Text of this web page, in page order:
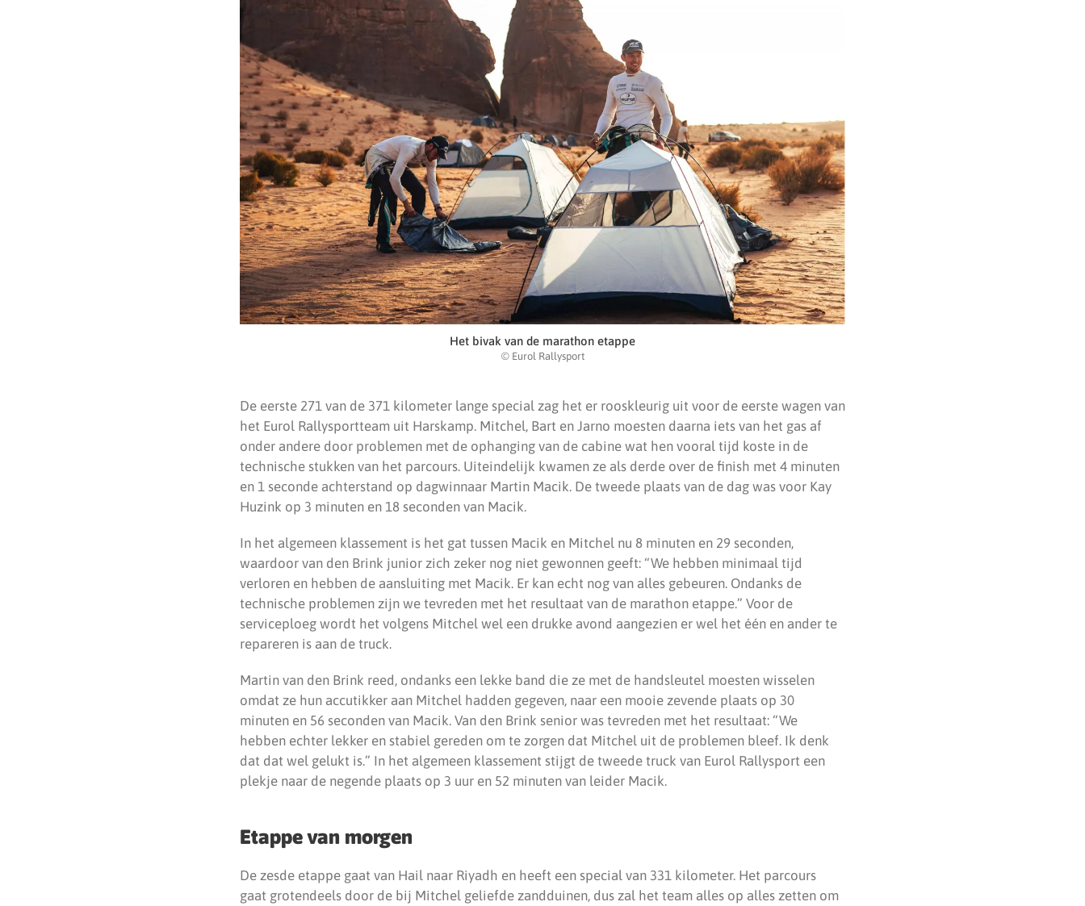
Het bivak van de marathon etappe
© Eurol Rallysport
De eerste 271 van de 371 kilometer lange special zag het er rooskleurig uit voor de eerste wagen van
het Eurol Rallysportteam uit Harskamp. Mitchel, Bart en Jarno moesten daarna iets van het gas af
onder andere door problemen met de ophanging van de cabine wat hen vooral tijd koste in de
technische stukken van het parcours. Uiteindelijk kwamen ze als derde over de finish met 4 minuten
en 1 seconde achterstand op dagwinnaar Martin Macik. De tweede plaats van de dag was voor Kay
Huzink op 3 minuten en 18 seconden van Macik.
In het algemeen klassement is het gat tussen Macik en Mitchel nu 8 minuten en 29 seconden,
waardoor van den Brink junior zich zeker nog niet gewonnen geeft: “We hebben minimaal tijd
verloren en hebben de aansluiting met Macik. Er kan echt nog van alles gebeuren. Ondanks de
technische problemen zijn we tevreden met het resultaat van de marathon etappe.” Voor de
serviceploeg wordt het volgens Mitchel wel een drukke avond aangezien er wel het één en ander te
repareren is aan de truck.
Martin van den Brink reed, ondanks een lekke band die ze met de handsleutel moesten wisselen
omdat ze hun accutikker aan Mitchel hadden gegeven, naar een mooie zevende plaats op 30
minuten en 56 seconden van Macik. Van den Brink senior was tevreden met het resultaat: “We
hebben echter lekker en stabiel gereden om te zorgen dat Mitchel uit de problemen bleef. Ik denk
dat dat wel gelukt is.” In het algemeen klassement stijgt de tweede truck van Eurol Rallysport een
plekje naar de negende plaats op 3 uur en 52 minuten van leider Macik.
Etappe van morgen
De zesde etappe gaat van Hail naar Riyadh en heeft een special van 331 kilometer. Het parcours
gaat grotendeels door de bij Mitchel geliefde zandduinen, dus zal het team alles op alles zetten om